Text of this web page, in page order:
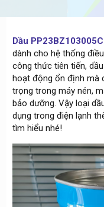
Dầu PP23BZ103005C
dành cho hệ thống
công thức tiên tiến,
hoạt động ổn định mà
trọng trong máy nén,
bảo dưỡng. Vậy loại
dụng trong điện lạnh
tìm hiểu nhé!